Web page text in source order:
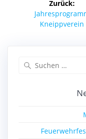
Zurück:
Vorheriger
Beitrag:
Kneippverein